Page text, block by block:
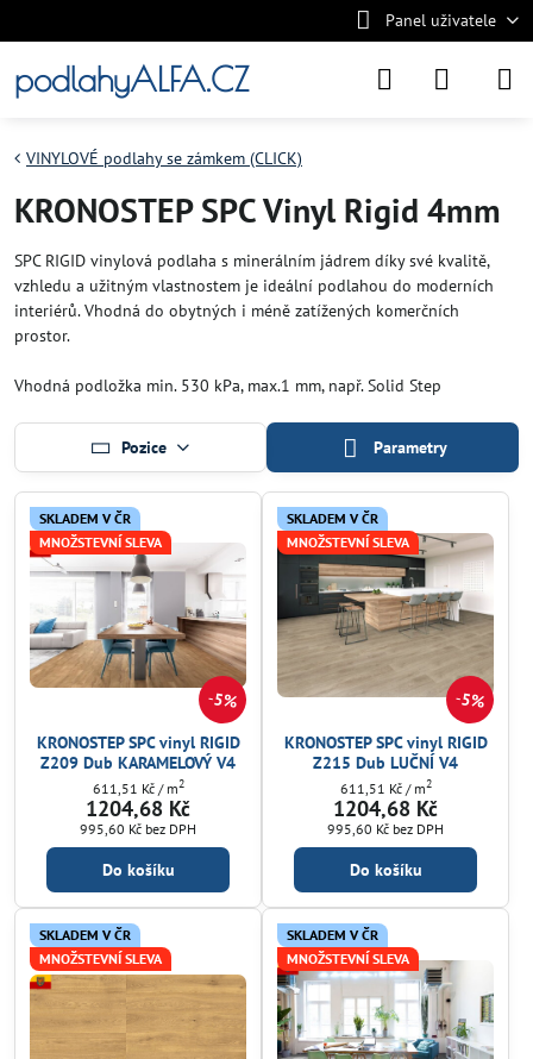
Panel uživatele
podlahyALFA.CZ
VINYLOVÉ podlahy se zámkem (CLICK)
KRONOSTEP SPC Vinyl Rigid 4mm
SPC RIGID vinylová podlaha s minerálním jádrem díky své kvalitě,
vzhledu a užitným vlastnostem je ideální podlahou do moderních
interiérů. Vhodná do obytných i méně zatížených komerčních
prostor.
Vhodná podložka min. 530 kPa, max.1 mm, např. Solid Step
Pozice Parametry
5%
SKLADEM V ČR
MNOŽSTEVNÍ SLEVA
KRONOSTEP SPC vinyl RIGID
Z209 Dub KARAMELOVÝ V4
1204,68 Kč
995,60 Kč bez DPH
611,51 Kč / m2
Do košíku
5%
SKLADEM V ČR
MNOŽSTEVNÍ SLEVA
KRONOSTEP SPC vinyl RIGID
Z215 Dub LUČNÍ V4
1204,68 Kč
995,60 Kč bez DPH
611,51 Kč / m2
Do košíku
SKLADEM V ČR
MNOŽSTEVNÍ SLEVA
SKLADEM V ČR
MNOŽSTEVNÍ SLEVA